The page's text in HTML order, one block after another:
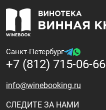
Санкт-Петербург
+7 (812) 715-06-66
info@winebooking.ru
СЛЕДИТЕ ЗА НАМИ